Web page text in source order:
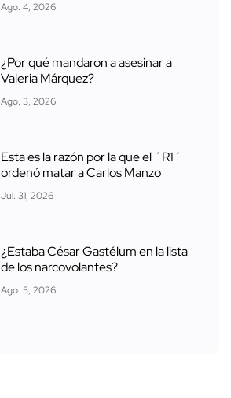
Ago. 4, 2026
¿Por qué mandaron a asesinar a
Valeria Márquez?
Ago. 3, 2026
Esta es la razón por la que el ´R1´
ordenó matar a Carlos Manzo
Jul. 31, 2026
¿Estaba César Gastélum en la lista
de los narcovolantes?
Ago. 5, 2026